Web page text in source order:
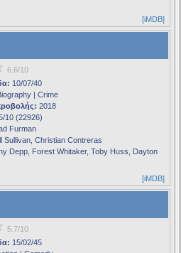
[iMDB]
6.6/10
10/07/40
| Crime
2018
10 (22926)
Furman
Sullivan, Christian Contreras
Depp, Forest Whitaker, Toby Huss, Dayton
[iMDB]
5.7/10
15/02/45